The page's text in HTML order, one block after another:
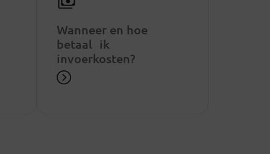
Wanneer en hoe
betaal ik
invoerkosten?